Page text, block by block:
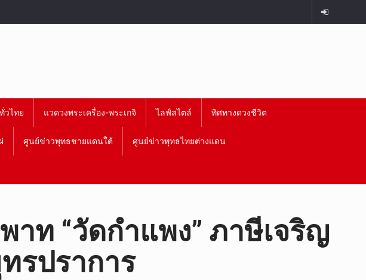
วไทย แวดวงพระเครื่อง-พระเกจิ ไลฟ์สไตล์ ทิศทางดวงชีวิต
ศูนย์ข่าวพุทธชายแดนใต้ ศูนย์ข่าวพุทธไทยต่างแดน
ท “วัดกำแพง” ภาษีเจริญ
รปราการ